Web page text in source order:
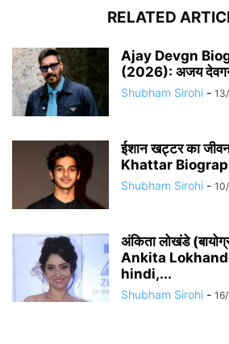
RELATED
Ajay Devgn
(2026): अजय देवगन
Shubham Sirohi -
​​ईशान खट्टर का
Khattar
Shubham Sirohi -
अंकिता लोखंडे
Ankita
hindi,...
Shubham Sirohi -